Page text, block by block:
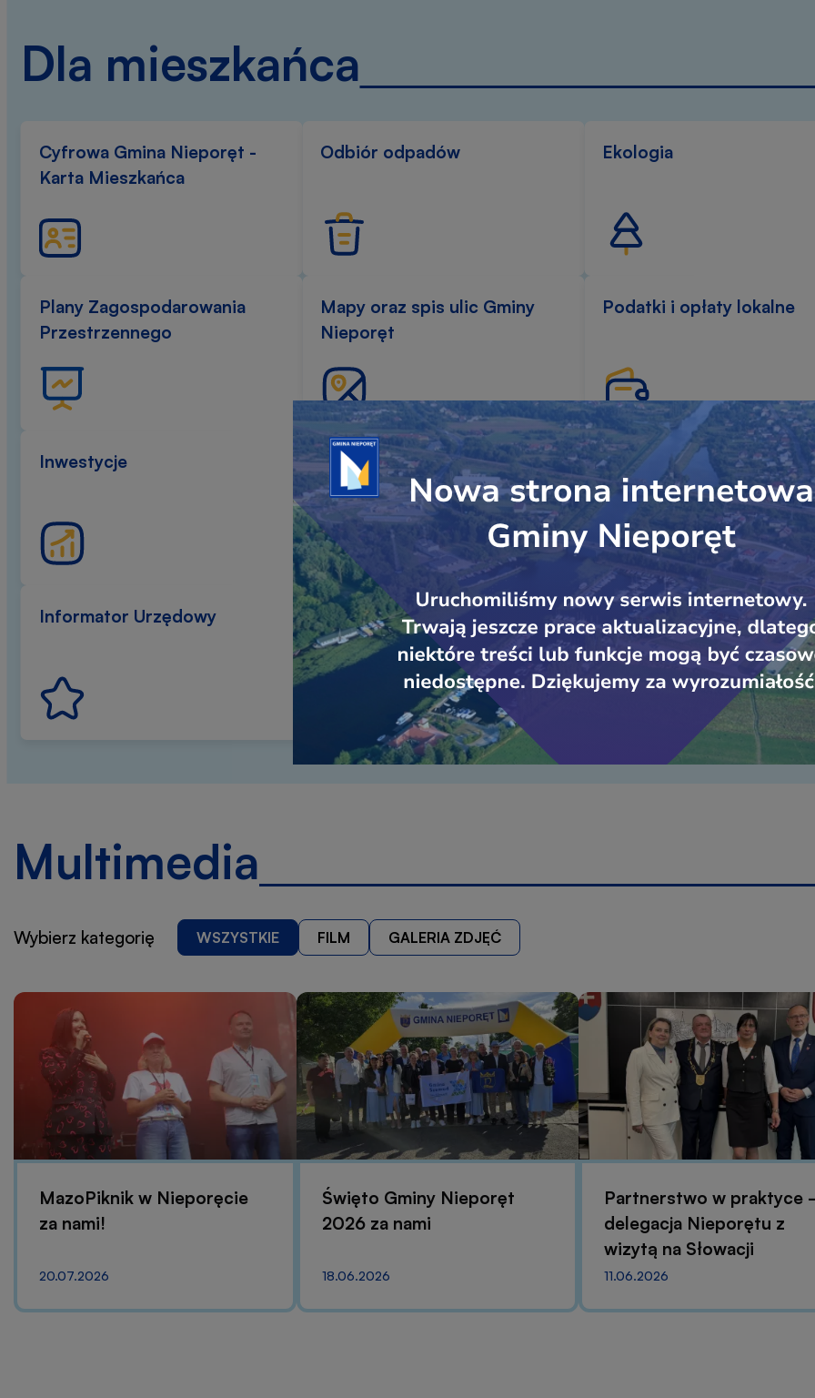
Przejdź
do
linku
banera
Dla mieszkańca
Cyfrowa Gmina Nieporęt -
Karta Mieszkańca
Odbiór odpadów Ekologia
Plany Zagospodarowania
Przestrzennego
Mapy oraz spis ulic Gminy
Nieporęt
Podatki i opłaty lokalne
Inwestycje Ostrzeżenia meteo Społeczność Gminna
Informator Urzędowy E-sesja Aktualności BIP
Multimedia
Wybierz kategorię WSZYSTKIE FILM GALERIA ZDJĘĆ
MazoPiknik w Nieporęcie
za nami!
20.07.2026
Święto Gminy Nieporęt
2026 za nami
18.06.2026
Partnerstwo w praktyce
delegacja Nieporętu z
wizytą na Słowacji
11.06.2026